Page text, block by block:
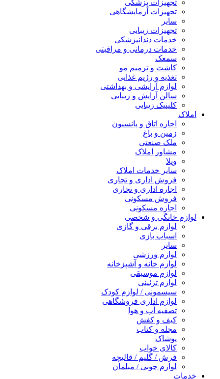
تجهیزات پزشکی
تجهیزات آزمایشگاهی
سایر
تجهیزات زیبایی
خدمات دندانپزشکی
خدمات درمانی و مراقبتی
سمعک
کاشت و ترمیم مو
تغذیه و رژیم غذایی
لوازم آرایشی و بهداشتی
سالن آرایش و زیبایی
کلینیک زیبایی
املاک
اجاره اتاق و پانسیون
زمین و باغ
ملک صنعتی
مشاور املاک
ویلا
سایر خدمات املاک
فروش اداری و تجاری
اجاره اداری و تجاری
فروش مسکونی
اجاره مسکونی
لوازم خانگی و شخصی
لوازم برقی و گازی
اسباب بازی
سایر
لوازم ورزشی
لوازم خانه و آشپزخانه
لوازم موسیقی
لوازم تزئینی
سیسمونی / لوازم کودک
لوازم اداری فروشگاهی
تصفیه آب و هوا
کیف و کفش
مجله و کتاب
پوشاک
کالای خواب
فرش / گلیم / قالیچه
لوازم چوبی / مبلمان
خدمات